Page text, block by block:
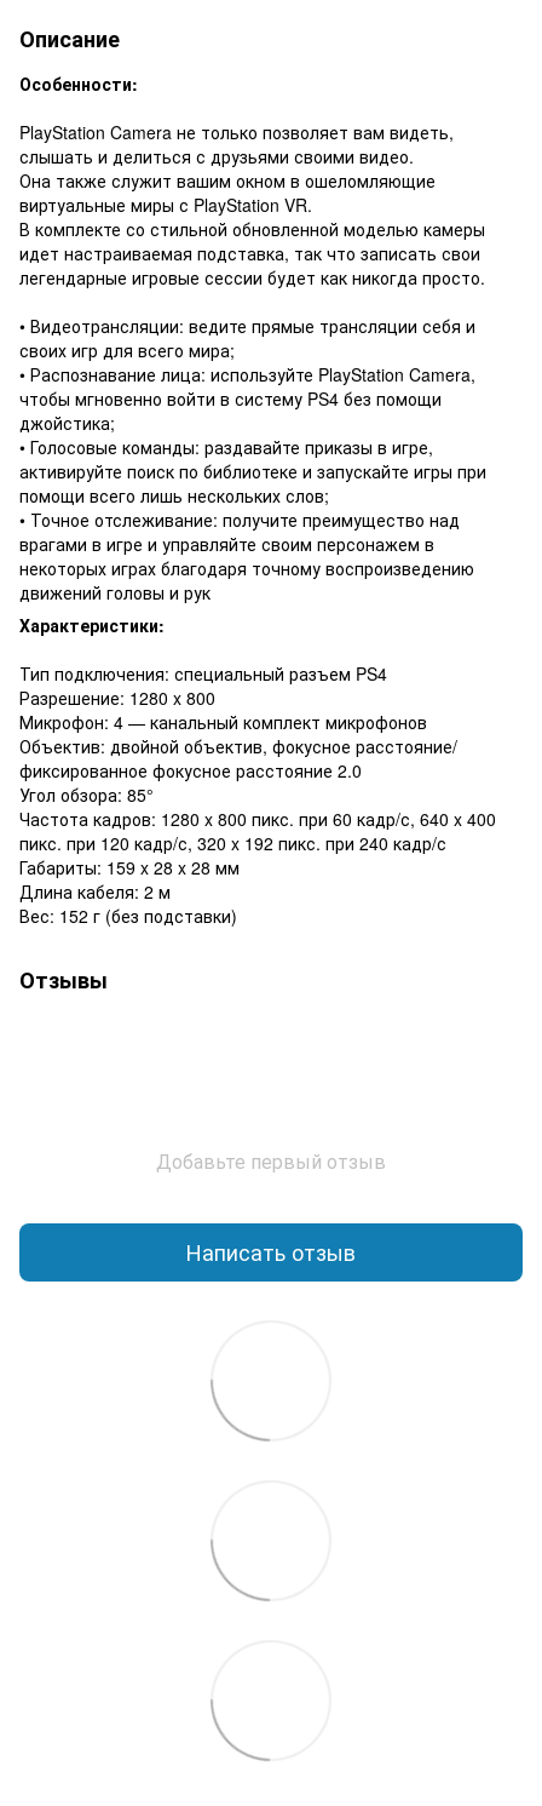
Описание
Особенности:
PlayStation Camera не только позволяет вам видеть,
слышать и делиться с друзьями своими видео.
Она также служит вашим окном в ошеломляющие
виртуальные миры с PlayStation VR.
В комплекте со стильной обновленной моделью камеры
идет настраиваемая подставка, так что записать свои
легендарные игровые сессии будет как никогда просто.
• Видеотрансляции: ведите прямые трансляции себя и
своих игр для всего мира;
• Распознавание лица: используйте PlayStation Camera,
чтобы мгновенно войти в систему PS4 без помощи
джойстика;
• Голосовые команды: раздавайте приказы в игре,
активируйте поиск по библиотеке и запускайте игры при
помощи всего лишь нескольких слов;
• Точное отслеживание: получите преимущество над
врагами в игре и управляйте своим персонажем в
некоторых играх благодаря точному воспроизведению
движений головы и рук
Характеристики:
Тип подключения: специальный разъем PS4
Разрешение: 1280 x 800
Микрофон: 4 — канальный комплект микрофонов
Объектив: двойной объектив, фокусное расстояние/
фиксированное фокусное расстояние 2.0
Угол обзора: 85°
Частота кадров: 1280 x 800 пикс. при 60 кадр/с, 640 x 400
пикс. при 120 кадр/с, 320 x 192 пикс. при 240 кадр/с
Габариты: 159 x 28 x 28 мм
Длина кабеля: 2 м
Вес: 152 г (без подставки)
Отзывы
Добавьте первый отзыв
Написать отзыв